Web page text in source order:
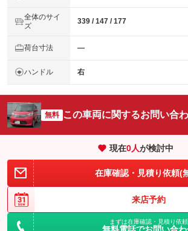
全体のサイ
ズ
339 / 147 / 177
荷台寸法 ―
ハンドル 右
無料 この車両に関するお問い合
現在0人が検討中
在庫確認・見積り依頼(
来店予約
まずは在庫確認・見積り依頼